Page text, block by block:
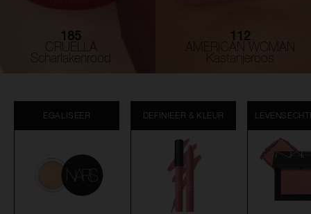
185
CRUELLA
Scharlakenrood
112
AMERICAN WOMAN
Kastanjeroos
EGALISEER DEFINIEER & KLEUR